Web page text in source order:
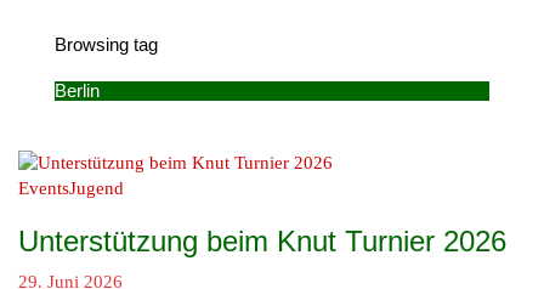
Browsing tag
Berlin
EventsJugend
Unterstützung beim Knut Turnier 2026
29. Juni 2026